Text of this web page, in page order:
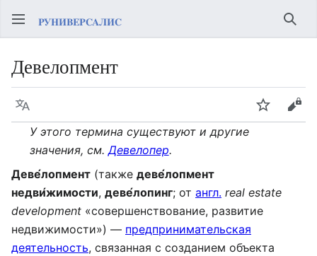
Девелопмент
Язык Следить
У этого термина существуют и другие
значения, см.Девелопер.
Деве́лопмент (также деве́лопмент
недви́жимости, деве́лопинг; от англ. real estate
development «совершенствование, развитие
недвижимости») — предпринимательская
деятельность, связанная с созданием объекта